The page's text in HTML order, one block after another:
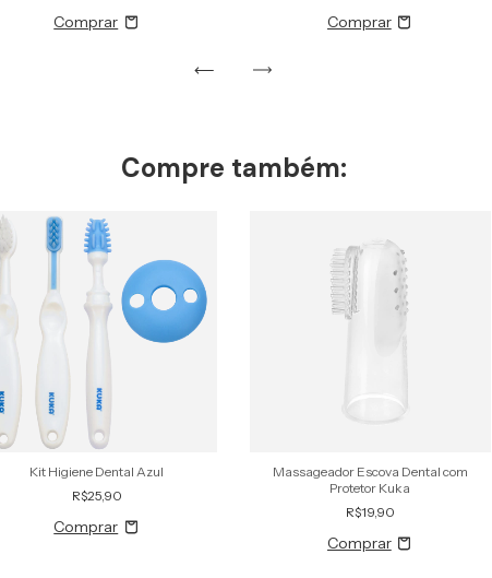
Compre também:
Kit Higiene Dental Azul
R$25,90
Massageador Escova Dental com
Protetor Kuka
R$19,90